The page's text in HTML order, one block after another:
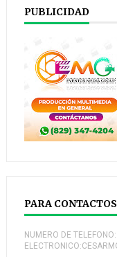
PUBLICIDAD
PARA CONTACTOS
NUMERO DE